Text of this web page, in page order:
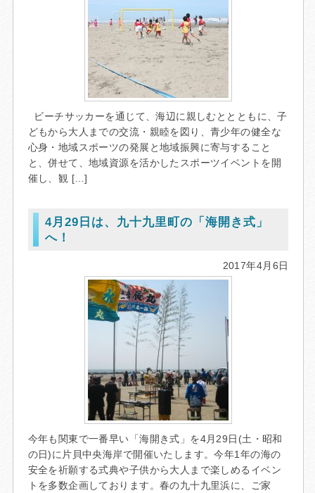
ビーチサッカーを通じて、海辺に親しむととともに、子
どもから大人までの交流・親睦を図り、青少年の健全な
心身・地域スポーツの発展と地域振興に寄与すること
と、併せて、地域資源を活かしたスポーツイベントを開
催し、観 […]
4月29日は、九十九里町の「海開き式」
へ！
2017年4月6日
今年も関東で一番早い「海開き式」を4月29日(土・昭和
の日)に片貝中央海岸で開催いたします。今年1年の海の
安全を祈願する式典や子供から大人まで楽しめるイベン
トを多数企画しております。春の九十九里浜に、ご家